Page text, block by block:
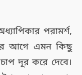
পরামর্শ,
আগে এমন কিছু
দূর করে দেবে।